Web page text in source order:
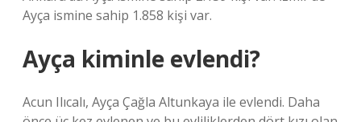
Ayça ismine sahip 1.858 kişi var.
Ayça kiminle evlendi?
Acun Ilıcalı, Ayça Çağla Altunkaya ile evlendi. Daha